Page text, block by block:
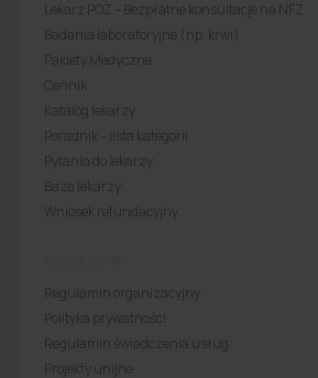
Lekarz POZ – Bezpłatne konsultacje na NFZ
Badania laboratoryjne (np. krwi)
Pakiety Medyczne
Cennik
Katalog lekarzy
Poradnik – lista kategorii
Pytania do lekarzy
Baza lekarzy
Wniosek refundacyjny
Regulamin organizacyjny
Polityka prywatności
Regulamin świadczenia usług
Projekty unijne